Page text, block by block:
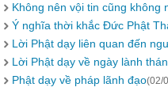
Không nên vội tin cũng không
Ý nghĩa thời khắc Đức Phật
Lời Phật dạy liên quan đến
Lời Phật dạy về ngày lành
Phật dạy về pháp lãnh đạo(02/